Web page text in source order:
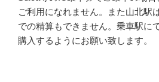
ご利用になれません。また山北駅
での精算もできません。乗車駅に
購入するようにお願い致します。